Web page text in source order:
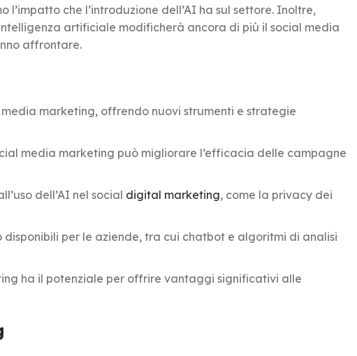
l’impatto che l’introduzione dell’AI ha sul settore. Inoltre,
artificiale modificherà ancora di più il social media
affrontare.
marketing, offrendo nuovi strumenti e strategie
media marketing può migliorare l’efficacia delle campagne
dell’AI nel social digital marketing, come la privacy dei
disponibili per le aziende, tra cui chatbot e algoritmi di analisi
ha il potenziale per offrire vantaggi significativi alle